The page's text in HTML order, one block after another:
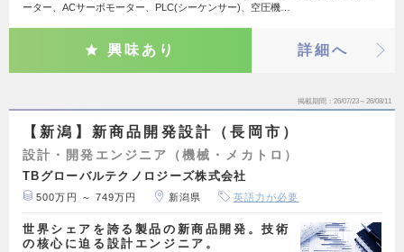
ーター、ACサーボモーター、PLC(シーケンサー)、空圧機…
興味あり 詳細へ
掲載期間 26/07/23～26/08/11
【新潟】新商品開発設計（長岡市）
設計・開発エンジニア（機械・メカトロ）
TBグローバルテクノロジーズ株式会社
500万円 ～ 749万円 新潟県 英語力が必要
世界シェアを誇る製品の新商品開発。技術
の核心に迫る設計エンジニア。